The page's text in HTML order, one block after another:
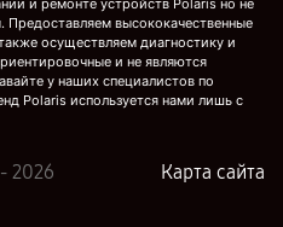
и ремонте устройств Polaris но не
высококачественные
осуществляем диагностику и
и не являются
у наших специалистов по
Polaris используется нами лишь с
2026 Карта сайта